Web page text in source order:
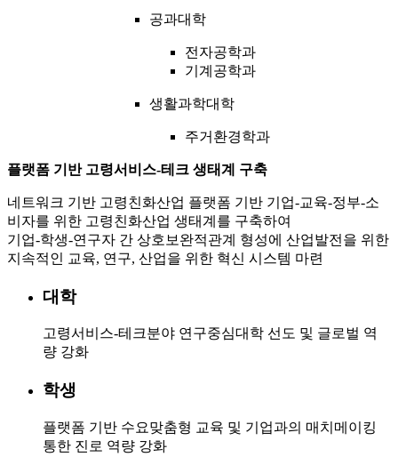
공과대학
전자공학과
기계공학과
생활과학대학
주거환경학과
플랫폼 기반 고령서비스-테크 생태계 구축
네트워크 기반 고령친화산업 플랫폼 기반 기업-교육-정부-소
비자를 위한 고령친화산업 생태계를 구축하여
기업-학생-연구자 간 상호보완적관계 형성에 산업발전을 위한
지속적인 교육, 연구, 산업을 위한 혁신 시스템 마련
대학
고령서비스-테크분야 연구중심대학 선도 및 글로벌 역
량 강화
학생
플랫폼 기반 수요맞춤형 교육 및 기업과의 매치메이킹
통한 진로 역량 강화